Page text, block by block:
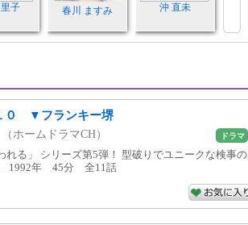
子 春川 ますみ 沖 直未
０ ▼フランキー堺
ホームドラマCH） ドラマ
れる」 シリーズ第5弾！ 型破りでユニークな検事の
1992年 45分 全11話